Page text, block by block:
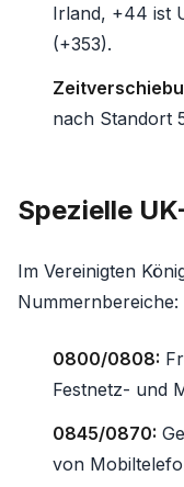
Irland, +44 ist
(+353).
nach Standort
Spezielle
Im Vereinigten
Nummernbereiche:
0800/0808:
Festnetz- und
0845/0870:
von